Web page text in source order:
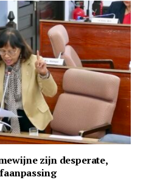
zijn desperate,